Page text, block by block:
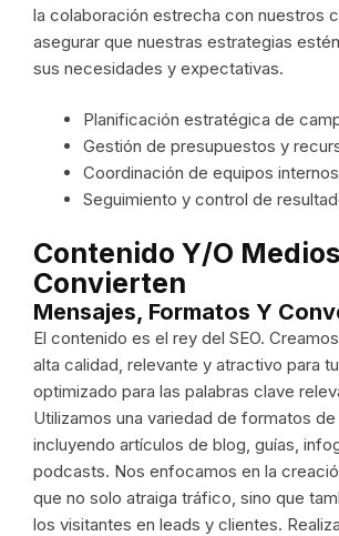
la colaboración estrecha con nuestros
asegurar que nuestras estrategias
sus necesidades y expectativas.
Planificación estratégica de
Gestión de presupuestos y
Coordinación de equipos
Seguimiento y control de
Contenido Y/o
Convierten
Mensajes, Formatos Y
El contenido es el rey del SEO.
alta calidad, relevante y atractivo para tu
optimizado para las palabras clave
Utilizamos una variedad de formatos de
incluyendo artículos de blog, guías,
podcasts. Nos enfocamos en la
que no solo atraiga tráfico, sino que
los visitantes en leads y clientes.